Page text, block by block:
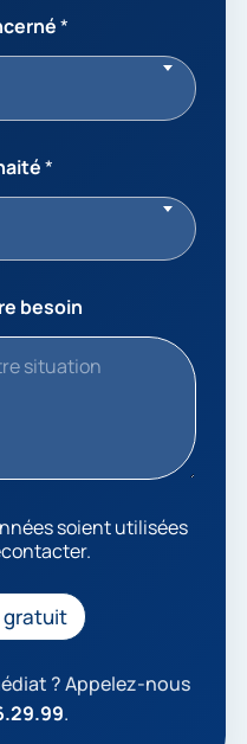
*
*
besoin
soient utilisées
gratuit
? Appelez-nous
.